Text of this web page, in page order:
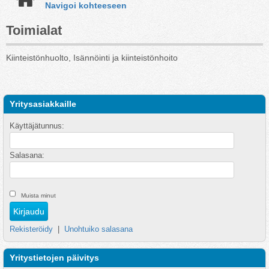
Navigoi kohteeseen
Toimialat
Kiinteistönhuolto, Isännöinti ja kiinteistönhoito
Yritysasiakkaille
Käyttäjätunnus:
Salasana:
Muista minut
Rekisteröidy Unohtuiko salasana
Yritystietojen päivitys